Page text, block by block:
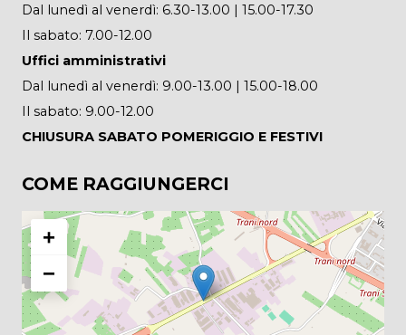
Dal lunedì al venerdì: 6.30-13.00 | 15.00-17.30
Il sabato: 7.00-12.00
Uffici amministrativi
Dal lunedì al venerdì: 9.00-13.00 | 15.00-18.00
Il sabato: 9.00-12.00
CHIUSURA SABATO POMERIGGIO E FESTIVI
COME RAGGIUNGERCI
+
−